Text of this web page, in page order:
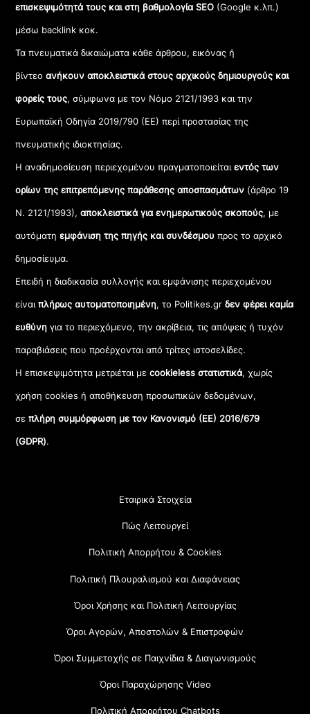
επισκεψιμότητά τους και στη βαθμολογία SEO (Google κ.λπ.)
μέσω backlink κοκ.
Τα πνευματικά δικαιώματα κάθε άρθρου, εικόνας ή
βίντεοανήκουν αποκλειστικά στους αρχικούς δημιουργούς και
φορείς τους, σύμφωνα με τον Νόμο 2121/1993 και την
Ευρωπαϊκή Οδηγία 2019/790 (ΕΕ) περί προστασίας της
πνευματικής ιδιοκτησίας.
Η αναδημοσίευση περιεχομένου πραγματοποιείταιεντός των
ορίων της επιτρεπόμενης παράθεσης αποσπασμάτων (άρθρο 19
Ν. 2121/1993), αποκλειστικά για ενημερωτικούς σκοπούς, με
αυτόματηεμφάνιση της πηγής και συνδέσμου προς το αρχικό
δημοσίευμα.
Επειδή η διαδικασία συλλογής και εμφάνισης περιεχομένου
είναιπλήρως αυτοματοποιημένη, το Politikes.grδεν φέρει καμία
ευθύνη για το περιεχόμενο, την ακρίβεια, τις απόψεις ή τυχόν
παραβιάσεις που προέρχονται από τρίτες ιστοσελίδες.
Η επισκεψιμότητα μετριέται μεcookieless στατιστικά, χωρίς
χρήση cookies ή αποθήκευση προσωπικών δεδομένων,
σεπλήρη συμμόρφωση με τον Κανονισμό (ΕΕ) 2016/679
(GDPR).
Εταιρικά Στοιχεία
Πώς Λειτουργεί
Πολιτική Απορρήτου & Cookies
Πολιτική Πλουραλισμού και Διαφάνειας
Όροι Χρήσης και Πολιτική Λειτουργίας
Όροι Αγορών, Αποστολών & Επιστροφών
Όροι Συμμετοχής σε Παιχνίδια & Διαγωνισμούς
Όροι Παραχώρησης Video
Πολιτική Απορρήτου Chatbots